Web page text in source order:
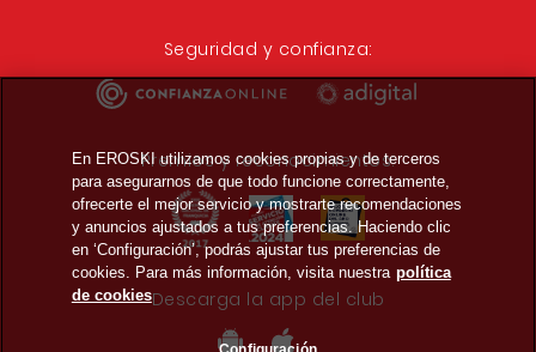
Seguridad y confianza:
Premios y reconocimientos:
Descarga la app del club
En EROSKI utilizamos cookies propias y de terceros
para asegurarnos de que todo funcione correctamente,
ofrecerte el mejor servicio y mostrarte recomendaciones
y anuncios ajustados a tus preferencias. Haciendo clic
en ‘Configuración’, podrás ajustar tus preferencias de
cookies. Para más información, visita nuestra política
de cookies